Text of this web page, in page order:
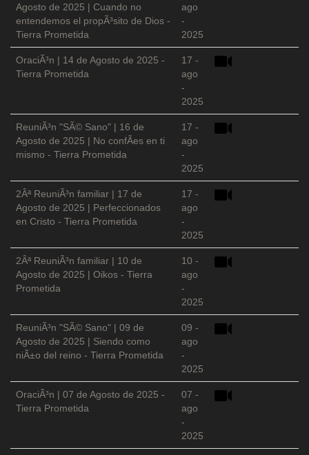
Agosto de 2025 | Cuando no
entendemos el propÃ³sito de Dios -
Tierra Prometida
ago
-
2025
OraciÃ³n | 14 de Agosto de 2025 -
Tierra Prometida
17 -
ago
-
2025
ReuniÃ³n "SÃ© Sano" | 16 de
Agosto de 2025 | No confÃ­es en ti
mismo - Tierra Prometida
17 -
ago
-
2025
2Âª ReuniÃ³n familiar | 17 de
Agosto de 2025 | Perfeccionados
en Cristo - Tierra Prometida
17 -
ago
-
2025
2Âª ReuniÃ³n familiar | 10 de
Agosto de 2025 | Oikos - Tierra
Prometida
10 -
ago
-
2025
ReuniÃ³n "SÃ© Sano" | 09 de
Agosto de 2025 | Siendo como
niÃ±o del reino - Tierra Prometida
09 -
ago
-
2025
OraciÃ³n | 07 de Agosto de 2025 -
Tierra Prometida
07 -
ago
-
2025